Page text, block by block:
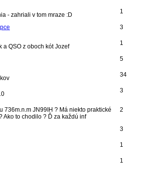
- zahriali v tom mraze :D
1
3
a QSO z oboch kót Jozef
1
5
34
3
736m.n.m JN99IH ? Má niekto praktické
Ako to chodilo ? Ď za každú inf
2
3
1
1